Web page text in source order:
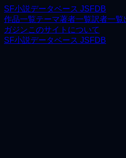
SF小説データベース JSFDB
作品一覧テーマ著者一覧訳者一覧
ガジンこのサイトについて
SF小説データベース JSFDB